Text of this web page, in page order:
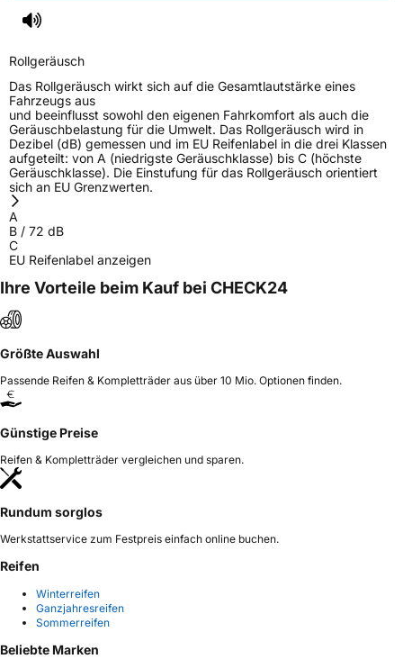
Herstellerkontakt
Rollgeräusch
Das Rollgeräusch wirkt sich auf die Gesamtlautstärke eines
Fahrzeugs aus
und beeinflusst sowohl den eigenen Fahrkomfort als auch die
Geräuschbelastung für die Umwelt. Das Rollgeräusch wird in
Dezibel (dB) gemessen und im EU Reifenlabel in die drei Klassen
aufgeteilt: von A (niedrigste Geräuschklasse) bis C (höchste
Geräuschklasse). Die Einstufung für das Rollgeräusch orientiert
sich an EU Grenzwerten.
A
B / 72 dB
C
EU Reifenlabel anzeigen
Ihre Vorteile beim Kauf bei CHECK24
Größte Auswahl
Passende Reifen & Kompletträder aus über 10 Mio. Optionen finden.
Günstige Preise
Reifen & Kompletträder vergleichen und sparen.
Rundum sorglos
Werkstattservice zum Festpreis einfach online buchen.
Reifen
Winterreifen
Ganzjahresreifen
Sommerreifen
Beliebte Marken